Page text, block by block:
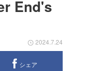
End's
2024.7.24
シェア